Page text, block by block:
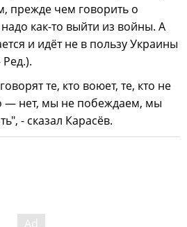
прежде чем говорить о
как-то выйти из войны. А
и идёт не в пользу Украины
те, кто воюет, те, кто не
— нет, мы не побеждаем, мы
- сказал Карасёв.